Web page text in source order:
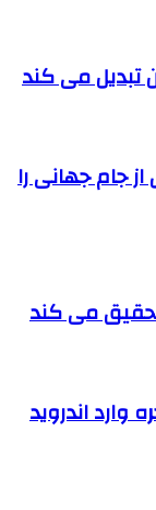
تبدیل می کند
جام جهانی را
تحقیق می کند
وارد اندروید